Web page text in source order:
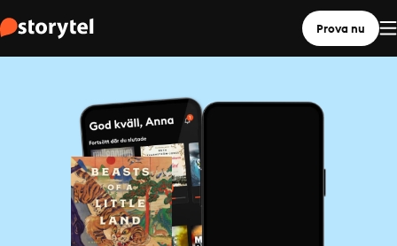
Prova nu